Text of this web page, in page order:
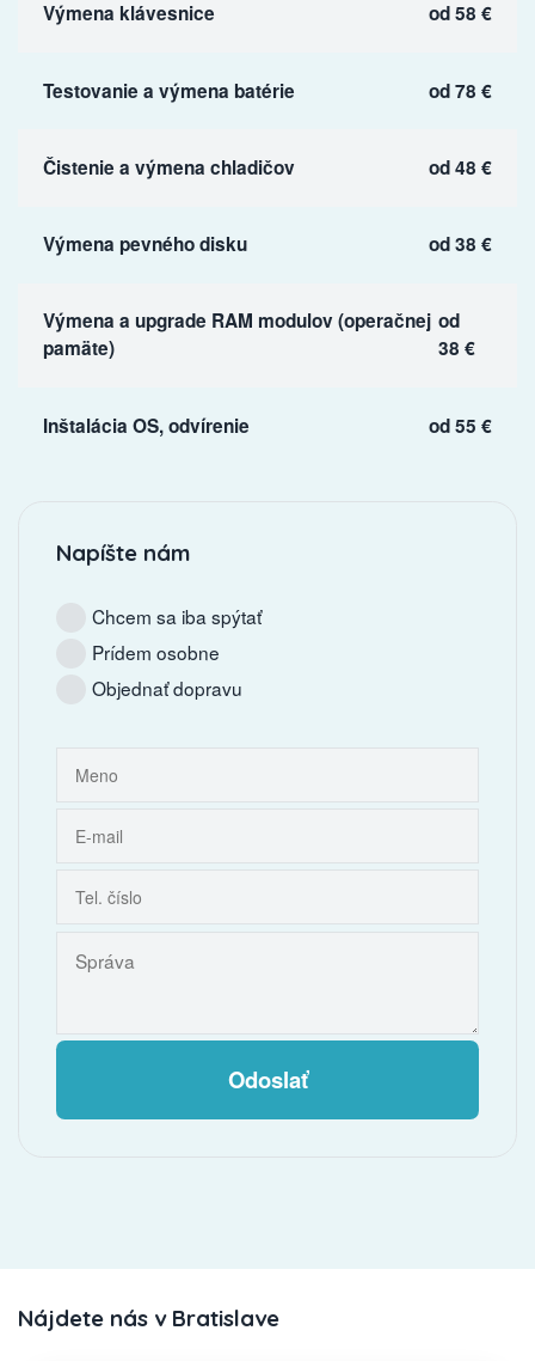
Výmena klávesnice od 58 €
Testovanie a výmena batérie od 78 €
Čistenie a výmena chladičov od 48 €
Výmena pevného disku od 38 €
Výmena a upgrade RAM modulov (operačnej
pamäte)
od
38 €
Inštalácia OS, odvírenie od 55 €
Napíšte nám
Chcem sa iba spýtať
Prídem osobne
Objednať dopravu
Odoslať
Nájdete nás v Bratislave